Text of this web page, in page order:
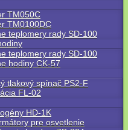
TM050C
TM0100DC
teplomery rady SD-100
teplomery rady SD-100
hodiny CK-57
tlakový spínač PS2-F
FL-02
HD-1K
pre osvetlenie